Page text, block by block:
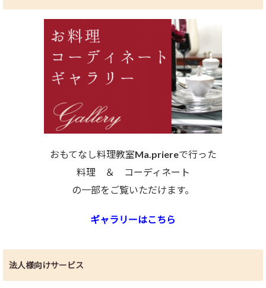
おもてなし料理教室Ma.priereで行った
料理 ＆ コーディネート
の一部をご覧いただけます。
ギャラリーはこちら
法人様向けサービス